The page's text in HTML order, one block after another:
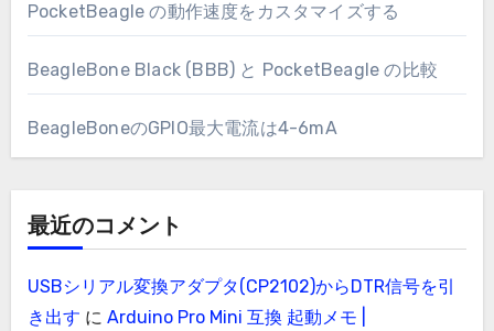
PocketBeagle の動作速度をカスタマイズする
BeagleBone Black (BBB) と PocketBeagle の比較
BeagleBoneのGPIO最大電流は4-6mA
最近のコメント
USBシリアル変換アダプタ(CP2102)からDTR信号を引
き出す に Arduino Pro Mini 互換 起動メモ |